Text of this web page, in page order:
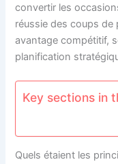
convertir les
réussie des coups
avantage compétitif,
planification
Key sections in
Quels étaient les